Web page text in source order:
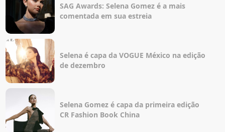
SAG Awards: Selena Gomez é a mais
comentada em sua estreia
Selena é capa da VOGUE México na edição
de dezembro
Selena Gomez é capa da primeira edição
CR Fashion Book China